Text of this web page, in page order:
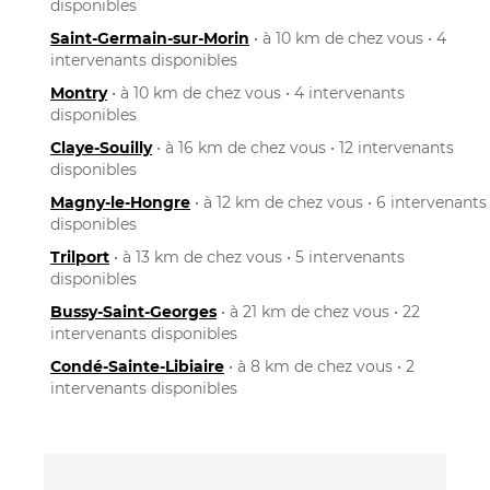
disponibles
Saint-Germain-sur-Morin • à 10 km de chez vous • 4
intervenants disponibles
Montry• à 10 km de chez vous • 4 intervenants
disponibles
Claye-Souilly• à 16 km de chez vous • 12 intervenants
disponibles
Magny-le-Hongre • à 12 km de chez vous • 6 intervenants
disponibles
Trilport • à 13 km de chez vous • 5 intervenants
disponibles
Bussy-Saint-Georges • à 21 km de chez vous • 22
intervenants disponibles
Condé-Sainte-Libiaire • à 8 km de chez vous • 2
intervenants disponibles